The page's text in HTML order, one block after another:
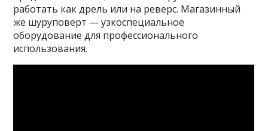
работать как дрель или на реверс. Магазинный
же шуруповерт — узкоспециальное
оборудование для профессионального
использования.